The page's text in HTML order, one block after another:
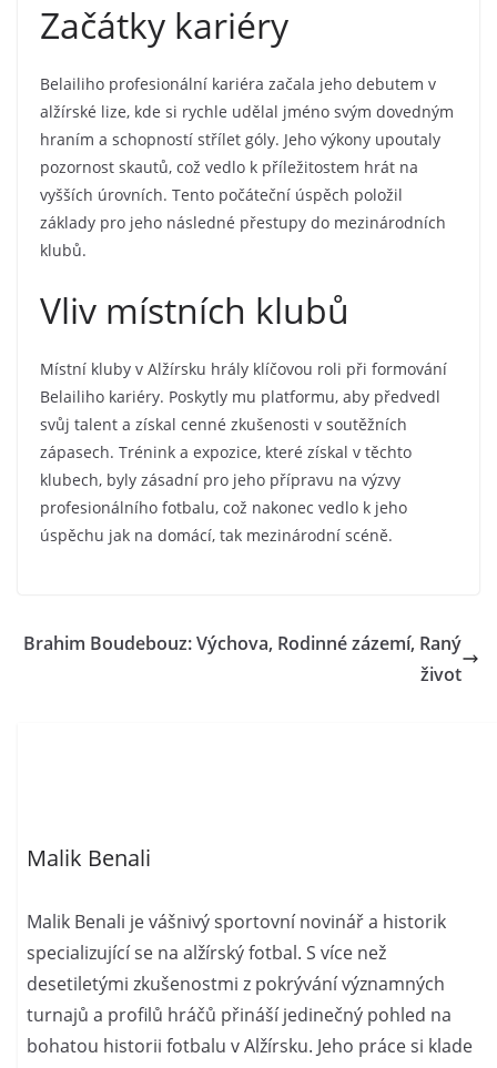
Začátky kariéry
Belailiho profesionální kariéra začala jeho debutem v
alžírské lize, kde si rychle udělal jméno svým dovedným
hraním a schopností střílet góly. Jeho výkony upoutaly
pozornost skautů, což vedlo k příležitostem hrát na
vyšších úrovních. Tento počáteční úspěch položil
základy pro jeho následné přestupy do mezinárodních
klubů.
Vliv místních klubů
Místní kluby v Alžírsku hrály klíčovou roli při formování
Belailiho kariéry. Poskytly mu platformu, aby předvedl
svůj talent a získal cenné zkušenosti v soutěžních
zápasech. Trénink a expozice, které získal v těchto
klubech, byly zásadní pro jeho přípravu na výzvy
profesionálního fotbalu, což nakonec vedlo k jeho
úspěchu jak na domácí, tak mezinárodní scéně.
Brahim Boudebouz: Výchova, Rodinné zázemí, Raný
život
Malik Benali
Malik Benali je vášnivý sportovní novinář a historik
specializující se na alžírský fotbal. S více než
desetiletými zkušenostmi z pokrývání významných
turnajů a profilů hráčů přináší jedinečný pohled na
bohatou historii fotbalu v Alžírsku. Jeho práce si klade